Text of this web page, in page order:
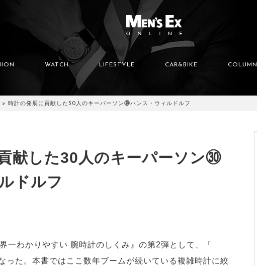
WATCH LIFESTYLE CAR&BIKE COLUMN
時計の発展に貢献した30人のキーパーソン㉚ハンス・ウィルドルフ
献した30人のキーパーソン㉚
ドルフ
一わかりやすい 腕時計のしくみ』の第2弾として、「
った。本書ではここ数年ブームが続いている複雑時計に絞